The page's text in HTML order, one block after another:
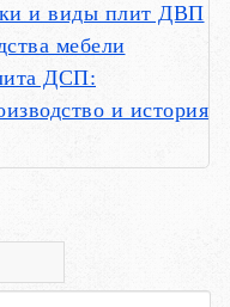
и виды плит ДВП
мебели
ДСП:
и история